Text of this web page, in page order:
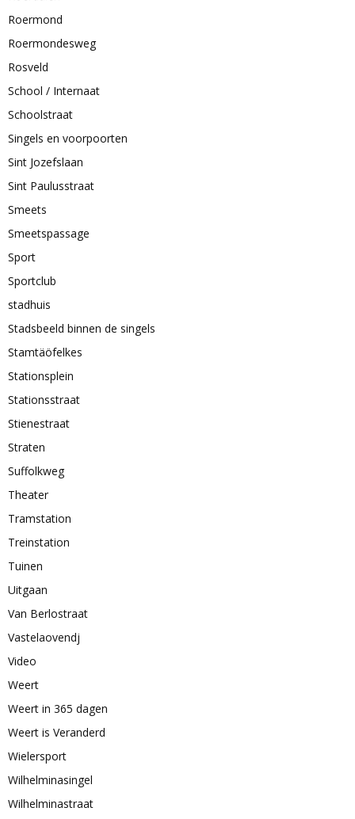
Roermond
Roermondesweg
Rosveld
School / Internaat
Schoolstraat
Singels en voorpoorten
Sint Jozefslaan
Sint Paulusstraat
Smeets
Smeetspassage
Sport
Sportclub
stadhuis
Stadsbeeld binnen de singels
Stamtäöfelkes
Stationsplein
Stationsstraat
Stienestraat
Straten
Suffolkweg
Theater
Tramstation
Treinstation
Tuinen
Uitgaan
Van Berlostraat
Vastelaovendj
Video
Weert
Weert in 365 dagen
Weert is Veranderd
Wielersport
Wilhelminasingel
Wilhelminastraat